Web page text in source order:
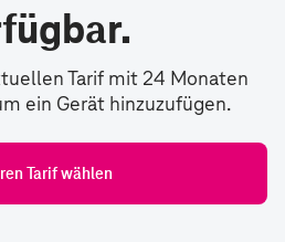
Tarif mit 24 Monaten
ein Gerät hinzuzufügen.
Tarif wählen